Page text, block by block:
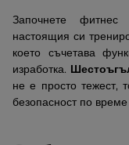
Започнете
настоящия си
което съчетава
изработка.
не е просто тежест,
безопасност по